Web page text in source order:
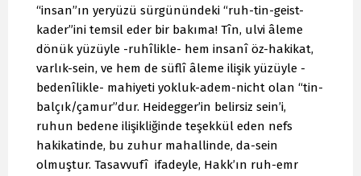
“insan”ın yeryüzü sürgünündeki “ruh-tin-geist-
kader”ini temsil eder bir bakıma! Tîn, ulvi âleme
dönük yüzüyle -ruhîlikle- hem insanî öz-hakikat,
varlık-sein, ve hem de süflî âleme ilişik yüzüyle -
bedenîlikle- mahiyeti yokluk-adem-nicht olan “tin-
balçık/çamur”dur. Heidegger’in belirsiz sein’i,
ruhun bedene ilişikliğinde teşekkül eden nefs
hakikatinde, bu zuhur mahallinde, da-sein
olmuştur. Tasavvufî ifadeyle, Hakk’ın ruh-emr